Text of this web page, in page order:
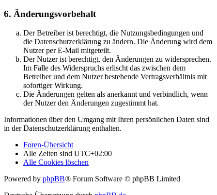
6. Änderungsvorbehalt
Der Betreiber ist berechtigt, die Nutzungsbedingungen und
die Datenschutzerklärung zu ändern. Die Änderung wird dem
Nutzer per E-Mail mitgeteilt.
Der Nutzer ist berechtigt, den Änderungen zu widersprechen.
Im Falle des Widerspruchs erlischt das zwischen dem
Betreiber und dem Nutzer bestehende Vertragsverhältnis mit
sofortiger Wirkung.
Die Änderungen gelten als anerkannt und verbindlich, wenn
der Nutzer den Änderungen zugestimmt hat.
Informationen über den Umgang mit Ihren persönlichen Daten sind
in der Datenschutzerklärung enthalten.
Foren-Übersicht
Alle Zeiten sind UTC+02:00
Alle Cookies löschen
Powered by phpBB® Forum Software © phpBB Limited